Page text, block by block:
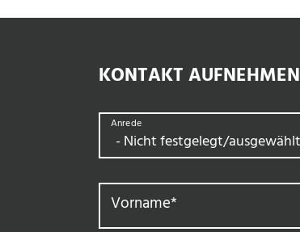
KONTAKT AUFNEHMEN
Anrede
Vorname*